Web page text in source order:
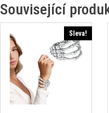
Související
Sleva!